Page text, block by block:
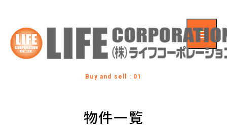
Buy and sell : 01
物件一覧